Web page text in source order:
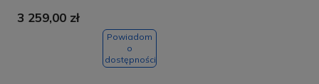
3 259,00 zł
Powiadom
o
dostępności